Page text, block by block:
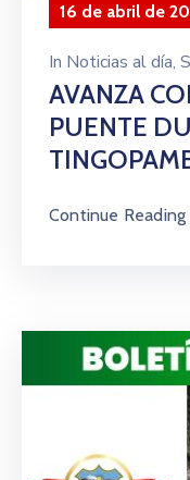
16 de abril de
In Noticias al día‚
AVANZA
PUENTE
Continue Reading